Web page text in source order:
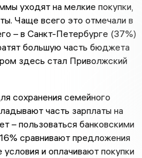
уходят на мелкие покупки,
Чаще всего это отмечали в
– в Санкт-Петербурге (37%)
большую часть бюджета
здесь стал Приволжский
сохранения семейного
часть зарплаты на
– пользоваться банковскими
сравнивают предложения
и оплачивают покупки